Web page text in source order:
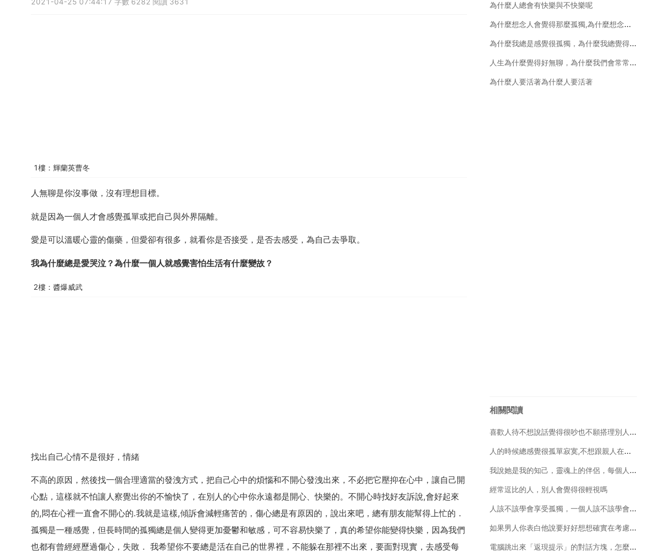
2021-04-25 07:44:17 字數 6282 閱讀 3631
1樓：輝蘭英曹冬
人無聊是你沒事做，沒有理想目標。
就是因為一個人才會感覺孤單或把自己與外界隔離。
愛是可以溫暖心靈的傷藥，但愛卻有很多，就看你是否接受，是否去感受，為自己去爭取。
我為什麼總是愛哭泣？為什麼一個人就感覺害怕生活有什麼變故？
2樓：醬爆威武
找出自己心情不是很好，情緒
不高的原因，然後找一個合理適當的發洩方式，把自己心中的煩惱和不開心發洩出來，不必把它壓抑在心中，讓自己開
心點，這樣就不怕讓人察覺出你的不愉快了，在別人的心中你永遠都是開心、快樂的。不開心時找好友訴說,會好起來
的,悶在心裡一直會不開心的.我就是這樣,傾訴會減輕痛苦的，傷心總是有原因的，說出來吧，總有朋友能幫得上忙的．
孤獨是一種感覺，但長時間的孤獨總是個人變得更加憂鬱和敏感，可不容易快樂了，真的希望你能變得快樂，因為我們
也都有曾經經歷過傷心，失敗． 我希望你不要總是活在自己的世界裡，不能躲在那裡不出來，要面對現實，去感受每
為什麼人總會有快樂與不快樂呢
為什麼想念人會覺得那麼孤獨,為什麼想念一個人會覺得那麼孤獨
為什麼我總是感覺很孤獨，為什麼我總覺得孤獨 一個人的時候總是覺得很孤單
人生為什麼覺得好無聊，為什麼我們會常常覺得人生很空虛，很無聊呢？
為什麼人要活著為什麼人要活著
相關閱讀
喜歡人待不想說話覺得很吵也不願搭理別人，晚上人睡就感覺害怕覺得有人盯著我莫名其妙的流眼淚
人的時候總感覺很孤單寂寞,不想跟親人在一起,愛胡思亂想,總想大哭,這是不
我說她是我的知己，靈魂上的伴侶，每個人都是孤獨的，認識她很幸運，她會怎麼理解
經常逗比的人，別人會覺得很輕視嗎
人該不該學會享受孤獨，一個人該不該學會享受孤獨？
如果男人你表白他說要好好想想確實在考慮。但是過一天大晚上跟你說男人其實也害怕孤獨，神馬意思
電腦跳出來「返現提示」的對話方塊，怎麼去掉啊？